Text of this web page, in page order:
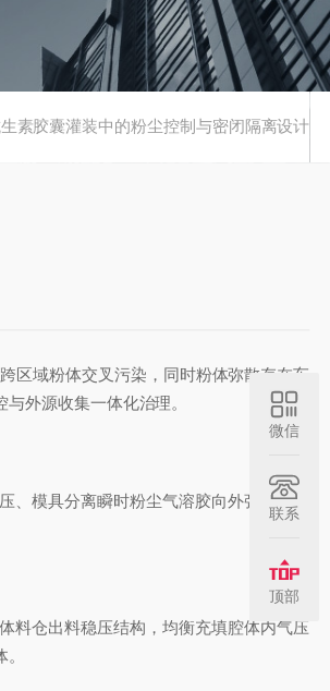
素胶囊灌装中的粉尘控制与密闭隔离设计
域粉体交叉污染，同时粉体弥散存在车
外源收集一体化治理。
模具分离瞬时粉尘气溶胶向外弥散。隔
仓出料稳压结构，均衡充填腔体内气压
微信
联系
顶部